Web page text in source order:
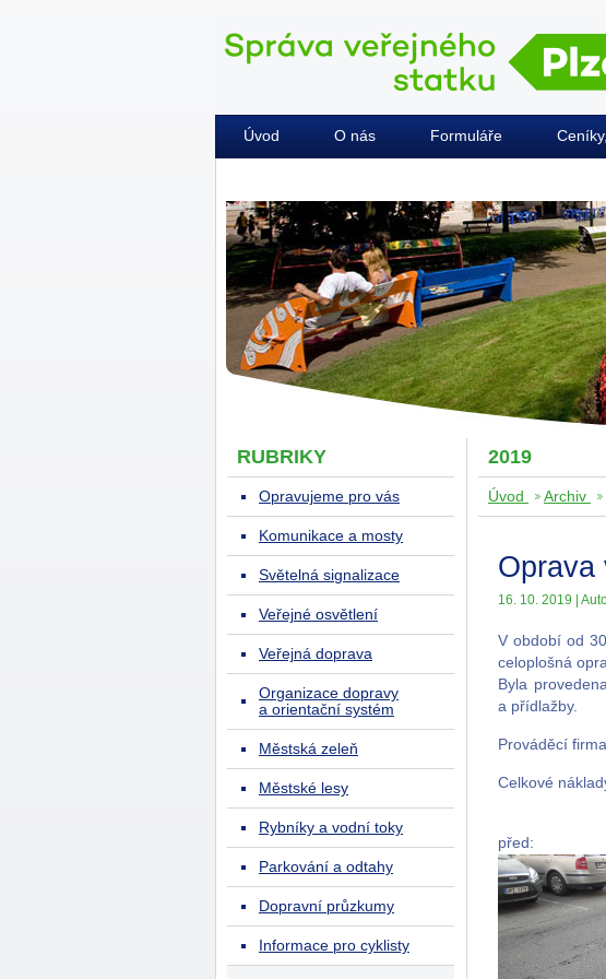
Úvod O nás Formuláře
2019
Úvod Archiv
Oprava
16. 10. 2019 |
V období od
celoplošná
Byla
a přídlažby.
Prováděcí
Celkové
před:
RUBRIKY
Opravujeme pro vás
Komunikace a mosty
Světelná signalizace
Veřejné osvětlení
Veřejná doprava
Organizace dopravy
a orientační systém
Městská zeleň
Městské lesy
Rybníky a vodní toky
Parkování a odtahy
Dopravní průzkumy
Informace pro cyklisty